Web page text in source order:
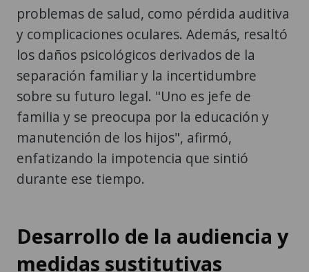
problemas de salud, como pérdida auditiva
y complicaciones oculares. Además, resaltó
los daños psicológicos derivados de la
separación familiar y la incertidumbre
sobre su futuro legal. "Uno es jefe de
familia y se preocupa por la educación y
manutención de los hijos", afirmó,
enfatizando la impotencia que sintió
durante ese tiempo.
Desarrollo de la audiencia y
medidas sustitutivas